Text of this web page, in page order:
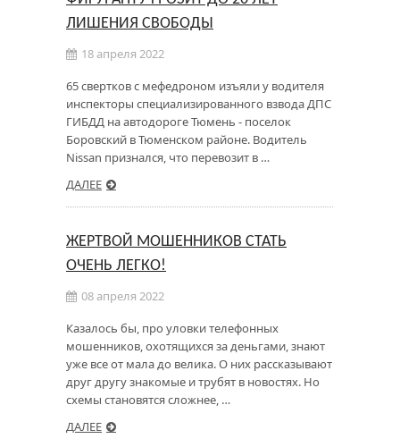
ЛИШЕНИЯ СВОБОДЫ
18 апреля 2022
65 свертков с мефедроном изъяли у водителя
инспекторы специализированного взвода ДПС
ГИБДД на автодороге Тюмень - поселок
Боровский в Тюменском районе. Водитель
Nissan признался, что перевозит в …
ДАЛЕЕ
ЖЕРТВОЙ МОШЕННИКОВ СТАТЬ
ОЧЕНЬ ЛЕГКО!
08 апреля 2022
Казалось бы, про уловки телефонных
мошенников, охотящихся за деньгами, знают
уже все от мала до велика. О них рассказывают
друг другу знакомые и трубят в новостях. Но
схемы становятся сложнее, …
ДАЛЕЕ